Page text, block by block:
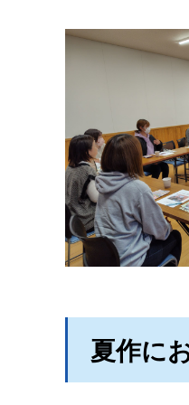
夏作に